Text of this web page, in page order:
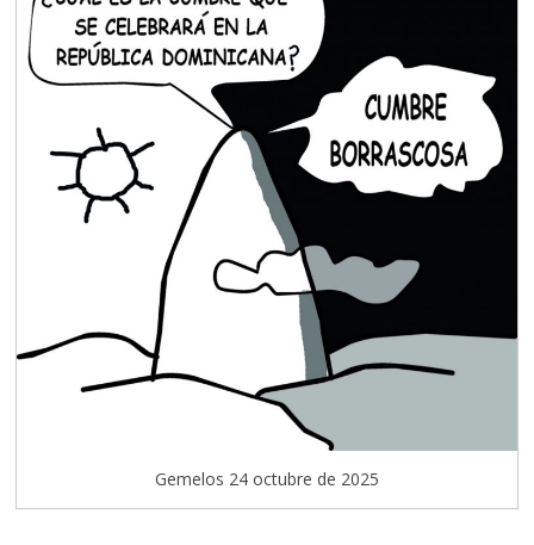
Gemelos 24 octubre de 2025